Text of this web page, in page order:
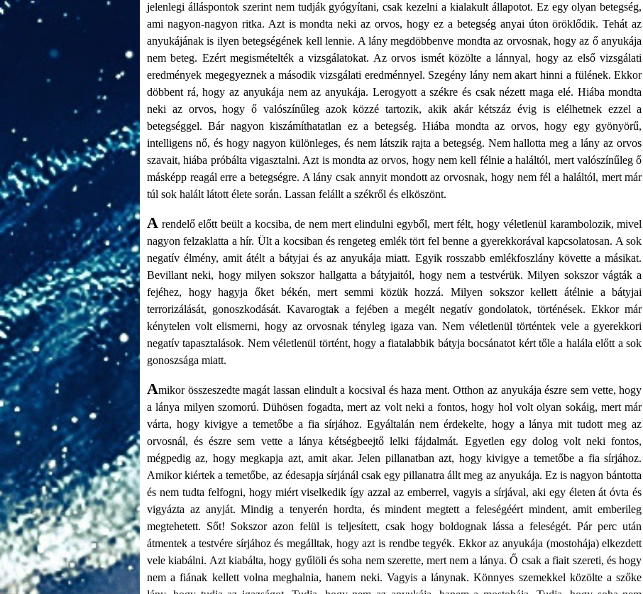
jelenlegi álláspontok szerint nem tudják gyógyítani, csak kezelni a kialakult állapotot. Ez egy olyan betegség,
ami nagyon-nagyon ritka. Azt is mondta neki az orvos, hogy ez a betegség anyai úton öröklődik. Tehát az
anyukájának is ilyen betegségének kell lennie. A lány megdöbbenve mondta az orvosnak, hogy az ő anyukája
nem beteg. Ezért megismételték a vizsgálatokat. Az orvos ismét közölte a lánnyal, hogy az első vizsgálati
eredmények megegyeznek a második vizsgálati eredménnyel. Szegény lány nem akart hinni a fülének. Ekkor
döbbent rá, hogy az anyukája nem az anyukája. Lerogyott a székre és csak nézett maga elé. Hiába mondta
neki az orvos, hogy ő valószínűleg azok közzé tartozik, akik akár kétszáz évig is elélhetnek ezzel a
betegséggel. Bár nagyon kiszámíthatatlan ez a betegség. Hiába mondta az orvos, hogy egy gyönyörű,
intelligens nő, és hogy nagyon különleges, és nem látszik rajta a betegség. Nem hallotta meg a lány az orvos
szavait, hiába próbálta vigasztalni. Azt is mondta az orvos, hogy nem kell félnie a haláltól, mert valószínűleg ő
másképp reagál erre a betegségre. A lány csak annyit mondott az orvosnak, hogy nem fél a haláltól, mert már
túl sok halált látott élete során. Lassan felállt a székről és elköszönt.
A rendelő előtt beült a kocsiba, de nem mert elindulni egyből, mert félt, hogy véletlenül karambolozik, mivel
nagyon felzaklatta a hír. Ült a kocsiban és rengeteg emlék tört fel benne a gyerekkorával kapcsolatosan. A sok
negatív élmény, amit átélt a bátyjai és az anyukája miatt. Egyik rosszabb emlékfoszlány követte a másikat.
Bevillant neki, hogy milyen sokszor hallgatta a bátyjaitól, hogy nem a testvérük. Milyen sokszor vágták a
fejéhez, hogy hagyja őket békén, mert semmi közük hozzá. Milyen sokszor kellett átélnie a bátyjai
terrorizálását, gonoszkodását. Kavarogtak a fejében a megélt negatív gondolatok, történések. Ekkor már
kénytelen volt elismerni, hogy az orvosnak tényleg igaza van. Nem véletlenül történtek vele a gyerekkori
negatív tapasztalások. Nem véletlenül történt, hogy a fiatalabbik bátyja bocsánatot kért tőle a halála előtt a sok
gonoszsága miatt.
Amikor összeszedte magát lassan elindult a kocsival és haza ment. Otthon az anyukája észre sem vette, hogy
a lánya milyen szomorú. Dühösen fogadta, mert az volt neki a fontos, hogy hol volt olyan sokáig, mert már
várta, hogy kivigye a temetőbe a fia sírjához. Egyáltalán nem érdekelte, hogy a lánya mit tudott meg az
orvosnál, és észre sem vette a lánya kétségbeejtő lelki fájdalmát. Egyetlen egy dolog volt neki fontos,
mégpedig az, hogy megkapja azt, amit akar. Jelen pillanatban azt, hogy kivigye a temetőbe a fia sírjához.
Amikor kiértek a temetőbe, az édesapja sírjánál csak egy pillanatra állt meg az anyukája. Ez is nagyon bántotta
és nem tudta felfogni, hogy miért viselkedik így azzal az emberrel, vagyis a sírjával, aki egy életen át óvta és
vigyázta az anyját. Mindig a tenyerén hordta, és mindent megtett a feleségéért mindent, amit emberileg
megtehetett. Sőt! Sokszor azon felül is teljesített, csak hogy boldognak lássa a feleségét. Pár perc után
átmentek a testvére sírjához és megálltak, hogy azt is rendbe tegyék. Ekkor az anyukája (mostohája) elkezdett
vele kiabálni. Azt kiabálta, hogy gyűlöli és soha nem szerette, mert nem a lánya. Ő csak a fiait szereti, és hogy
nem a fiának kellett volna meghalnia, hanem neki. Vagyis a lánynak. Könnyes szemekkel közölte a szőke